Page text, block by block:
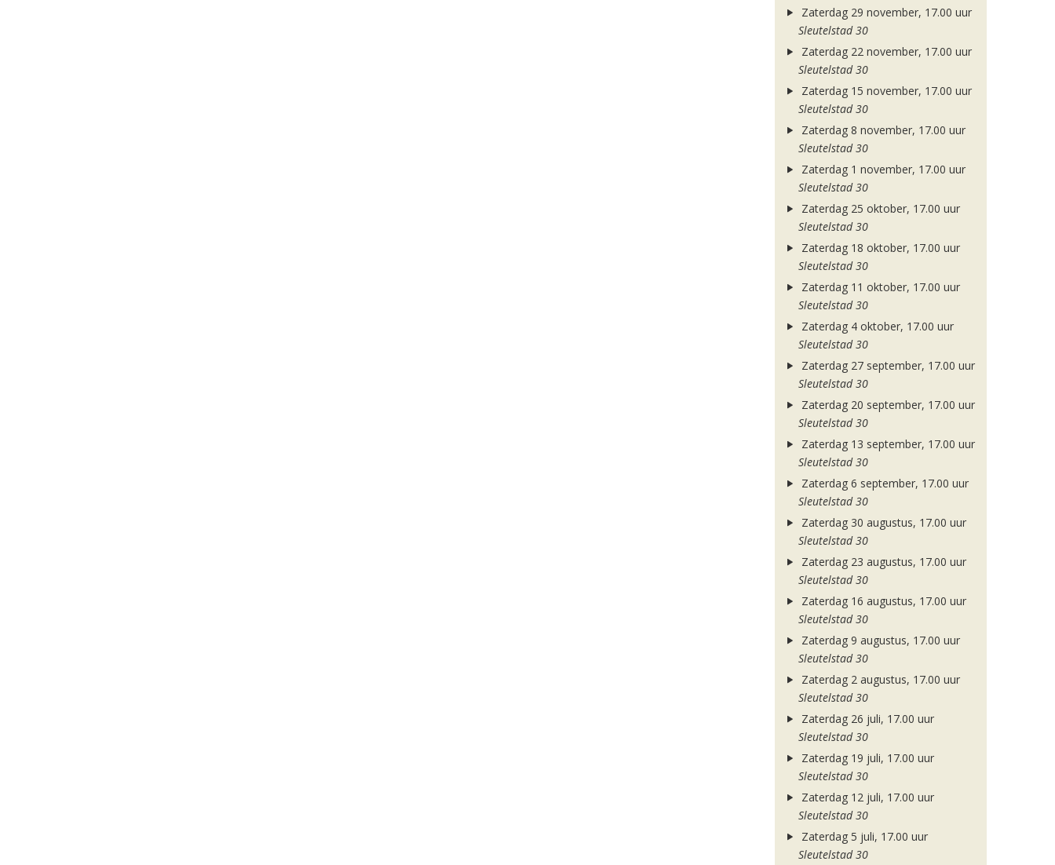
Zaterdag 29 november, 17.00 uur
Sleutelstad 30
Zaterdag 22 november, 17.00 uur
Sleutelstad 30
Zaterdag 15 november, 17.00 uur
Sleutelstad 30
Zaterdag 8 november, 17.00 uur
Sleutelstad 30
Zaterdag 1 november, 17.00 uur
Sleutelstad 30
Zaterdag 25 oktober, 17.00 uur
Sleutelstad 30
Zaterdag 18 oktober, 17.00 uur
Sleutelstad 30
Zaterdag 11 oktober, 17.00 uur
Sleutelstad 30
Zaterdag 4 oktober, 17.00 uur
Sleutelstad 30
Zaterdag 27 september, 17.00 uur
Sleutelstad 30
Zaterdag 20 september, 17.00 uur
Sleutelstad 30
Zaterdag 13 september, 17.00 uur
Sleutelstad 30
Zaterdag 6 september, 17.00 uur
Sleutelstad 30
Zaterdag 30 augustus, 17.00 uur
Sleutelstad 30
Zaterdag 23 augustus, 17.00 uur
Sleutelstad 30
Zaterdag 16 augustus, 17.00 uur
Sleutelstad 30
Zaterdag 9 augustus, 17.00 uur
Sleutelstad 30
Zaterdag 2 augustus, 17.00 uur
Sleutelstad 30
Zaterdag 26 juli, 17.00 uur
Sleutelstad 30
Zaterdag 19 juli, 17.00 uur
Sleutelstad 30
Zaterdag 12 juli, 17.00 uur
Sleutelstad 30
Zaterdag 5 juli, 17.00 uur
Sleutelstad 30